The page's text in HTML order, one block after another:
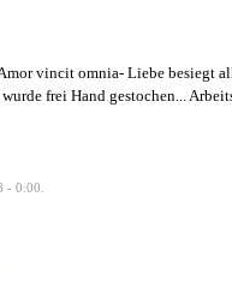
vincit omnia- Liebe besiegt
frei Hand gestochen...
- 0:00.